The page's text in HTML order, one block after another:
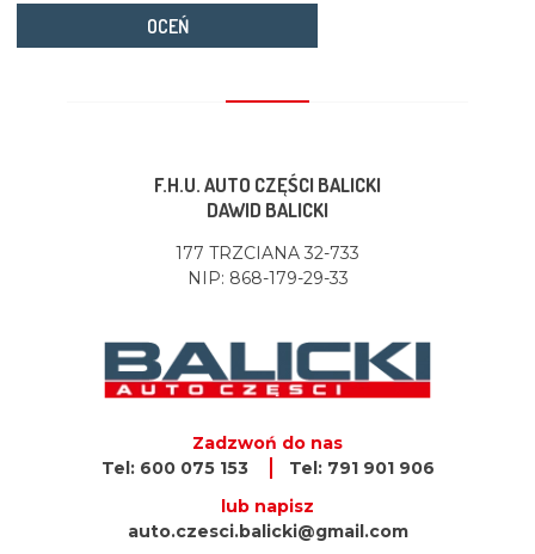
OCEŃ
F.H.U. AUTO CZĘŚCI BALICKI
DAWID BALICKI
177 TRZCIANA 32-733
NIP: 868-179-29-33
Zadzwoń do nas
Tel: 600 075 153
Tel: 791 901 906
lub napisz
auto.czesci.balicki@gmail.com